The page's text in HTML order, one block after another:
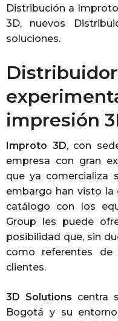
Distribución a
3D, nuevos
soluciones.
impresión
Improto 3D, con
empresa con gran
que ya comercializa
embargo han visto
catálogo con los
Group les puede
posibilidad que, sin
como referentes
clientes.
3D Solutions centra
Bogotá y su